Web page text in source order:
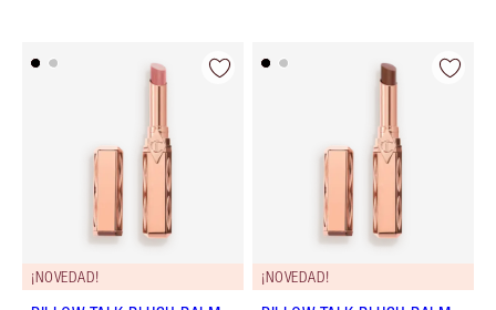
¡NOVEDAD! ¡NOVEDAD!